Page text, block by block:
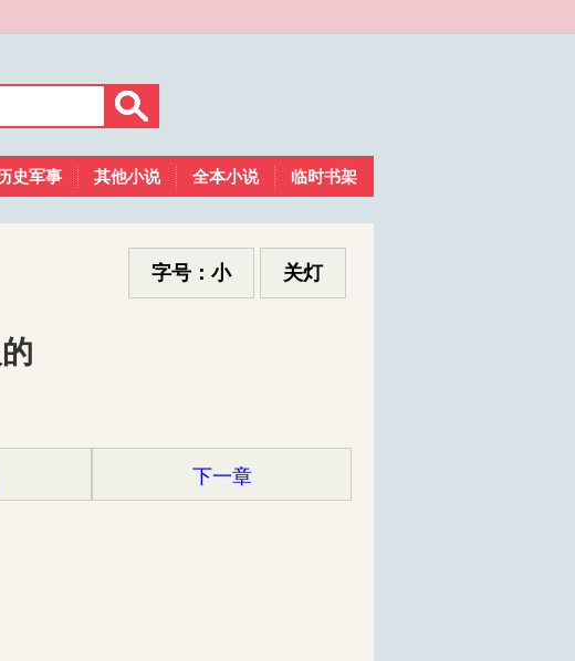
史军事 其他小说 全本小说 临时书架
关灯
字号：小
下一章